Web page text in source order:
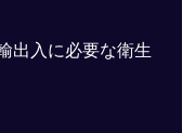
出入に必要な衛生